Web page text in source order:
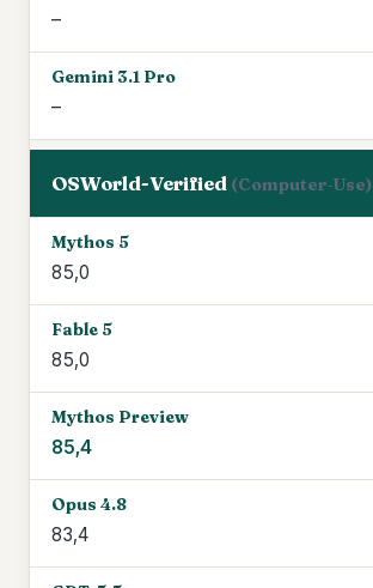
–
–
OSWorld-Verified (Computer‑Use)
85,0
85,0
85,4
83,4